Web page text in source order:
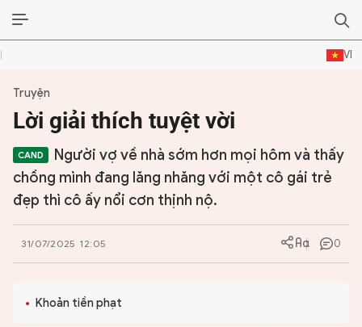
VI
ĐỜI SỐNG VĂN HÓA
TƯ LIỆU VĂN HÓA
LÝ LUẬN
THƠ
TRUYỀN THỐNG
Truyện
Lời giải thích tuyệt vời
Người vợ về nhà sớm hơn mọi hôm và thấy
chồng mình đang lăng nhăng với một cô gái trẻ
đẹp thì cô ấy nổi cơn thịnh nộ.
31/07/2025 12:05 0
Khoản tiền phạt